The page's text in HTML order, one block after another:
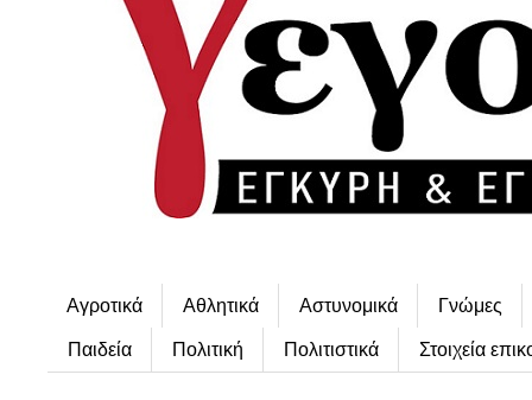
Αγροτικά Αθλητικά Αστυνομικά Γνώμες
Παιδεία Πολιτική Πολιτιστικά Στοιχεία